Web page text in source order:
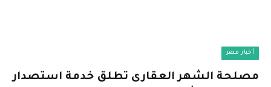
أخبار مصر
مصلحة الشهر العقارى تطلق خدمة استصدار